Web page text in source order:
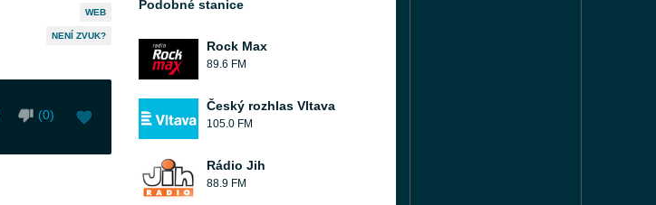
WEB
NENÍ ZVUK?
(0)
Podobné stanice
Rock Max
89.6 FM
Český rozhlas Vltava
105.0 FM
Rádio Jih
88.9 FM